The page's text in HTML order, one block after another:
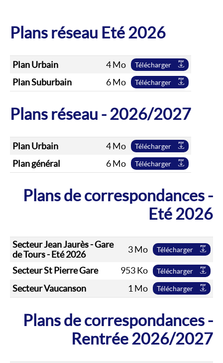
Plans réseau Eté 2026
Plan Urbain 4 Mo Télécharger
Plan Suburbain 6 Mo Télécharger
Plans réseau - 2026/2027
Plan Urbain 4 Mo Télécharger
Plan général 6 Mo Télécharger
Plans de correspondances -
Eté 2026
Secteur Jean Jaurès - Gare
de Tours - Eté 2026
3 Mo Télécharger
Secteur St Pierre Gare 953 Ko Télécharger
Secteur Vaucanson 1 Mo Télécharger
Plans de correspondances -
Rentrée 2026/2027